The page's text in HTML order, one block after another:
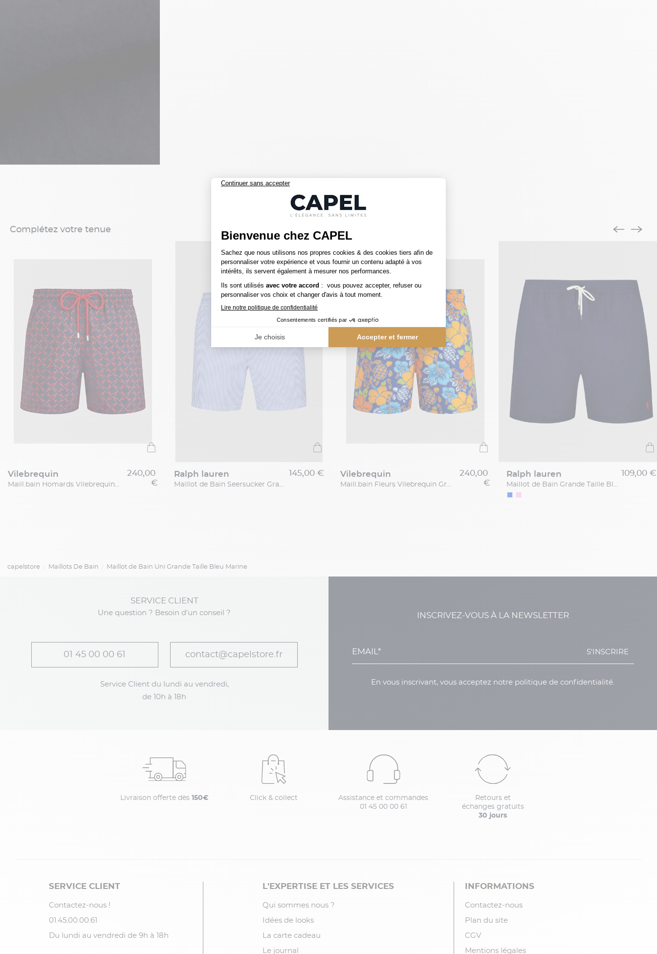
Complétez votre tenue
vilebrequin
Maill.bain Homards Vilebrequin Grande Taille
240,00
€
ralph lauren
Maillot de Bain Seersucker Grande Taille Bleu et Blanc
145,00 € vilebrequin
Maill.bain Fleurs Vilebrequin Grande Taille
240,00
€
ralph lauren
Maillot de Bain Grande Taille Bleu Marine
109,00 €
capelstore Maillots De Bain Maillot de Bain Uni Grande Taille Bleu Marine
SERVICE CLIENT
Une question ? Besoin d'un conseil ?
01 45 00 00 61 contact@capelstore.fr
Service Client du lundi au vendredi,
de 10h à 18h
INSCRIVEZ-VOUS À LA NEWSLETTER
S'INSCRIRE
En vous inscrivant, vous acceptez notre politique de confidentialité.
Livraison offerte dès 150€ Click & collect
Assistance et commandes
01 45 00 00 61
Retours et
échanges gratuits
30 jours
SERVICE CLIENT
Contactez-nous !
01.45.00.00.61
Du lundi au vendredi de 9h à 18h
L'EXPERTISE ET LES SERVICES
Qui sommes nous ?
Idées de looks
La carte cadeau
Le journal
INFORMATIONS
Contactez-nous
Plan du site
CGV
Mentions légales